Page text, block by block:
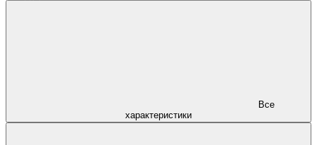
характеристики